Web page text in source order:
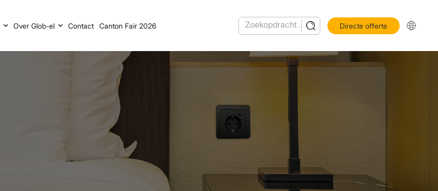
Over Glob-el Contact Canton Fair 2026 Directe offerte